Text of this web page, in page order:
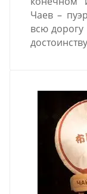
Чаев –
всю